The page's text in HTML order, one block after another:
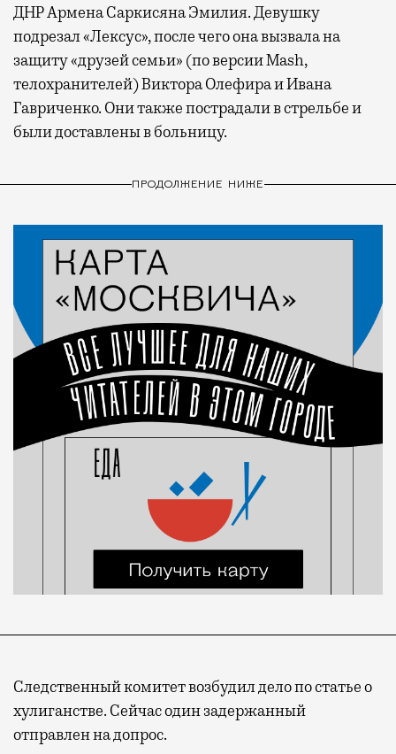
ДНР Армена Саркисяна Эмилия. Девушку
подрезал «Лексус», после чего она вызвала на
защиту «друзей семьи» (по версии Mash,
телохранителей) Виктора Олефира и Ивана
Гавриченко. Они также пострадали в стрельбе и
были доставлены в больницу.
ПРОДОЛЖЕНИЕ НИЖЕ
Следственный комитет возбудил дело по статье о
хулиганстве. Сейчас один задержанный
отправлен на допрос.